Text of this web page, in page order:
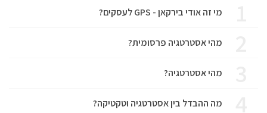
מי זה אודי בירקאן - GPS לעסקים?
מהי אסטרטגיה פרסומית?
מהי אסטרטגיה?
מה ההבדל בין אסטרטגיה וטקטיקה?